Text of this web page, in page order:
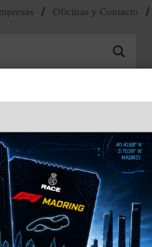
/ Oficinas y Contacto /
Seguros y Sostenibles”